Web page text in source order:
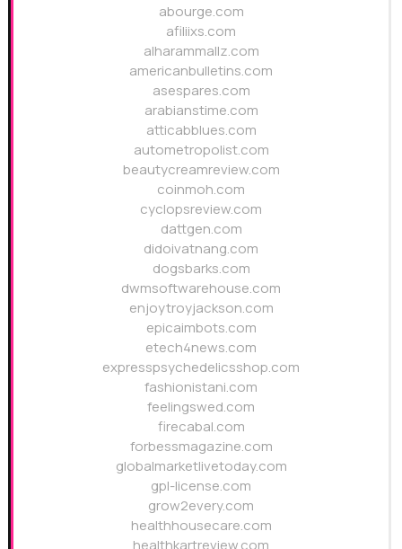
abourge.com
afiliixs.com
alharammallz.com
americanbulletins.com
asespares.com
arabianstime.com
atticabblues.com
autometropolist.com
beautycreamreview.com
coinmoh.com
cyclopsreview.com
dattgen.com
didoivatnang.com
dogsbarks.com
dwmsoftwarehouse.com
enjoytroyjackson.com
epicaimbots.com
etech4news.com
expresspsychedelicsshop.com
fashionistani.com
feelingswed.com
firecabal.com
forbessmagazine.com
globalmarketlivetoday.com
gpl-license.com
grow2every.com
healthhousecare.com
healthkartreview.com